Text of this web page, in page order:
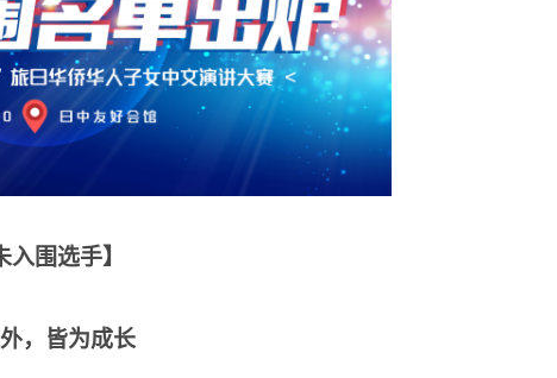
入围选手】
，皆为成长